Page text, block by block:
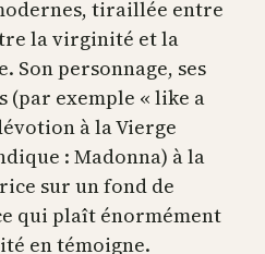
tiraillée entre
la virginité et la
Son personnage, ses
(par exemple « like a
à la Vierge
: Madonna) à la
sur un fond de
qui plaît énormément
en témoigne.